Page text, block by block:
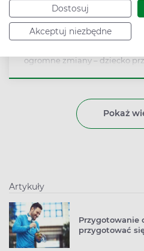
Dostosuj
Akceptuj niezbędne
Pierwszy trymestr ciąży:
dziecka
Ciążę dzieli się na trzy
ogromne zmiany – dziecko
Pokaż
Artykuły
Przygotowanie
przygotować